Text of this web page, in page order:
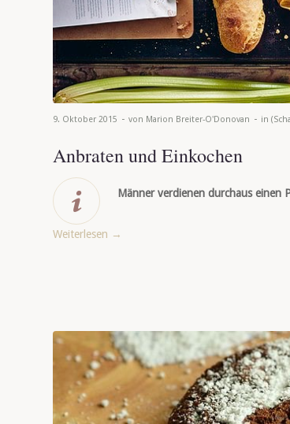
9. Oktober 2015 - von Marion Breiter-O'Donovan - in
Anbraten und Einkochen
Männer verdienen durchaus einen
Weiterlesen →